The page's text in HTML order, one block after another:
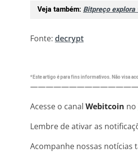
Veja também: Bitpreço explora
Fonte: decrypt
*Este artigo é para fins informativos. Não visa
Acesse o canal Webitcoin no
Lembre de ativar as
Acompanhe nossas notícias